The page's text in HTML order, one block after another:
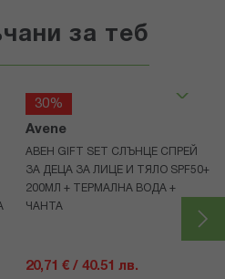
за теб
30%
Avene
АВЕН GIFT SET СЛЪНЦЕ СПРЕЙ
ЗА ДЕЦА ЗА ЛИЦЕ И ТЯЛО SPF50+
200МЛ + ТЕРМАЛНА ВОДА +
ЧАНТА
20,71 € / 40.51 лв.